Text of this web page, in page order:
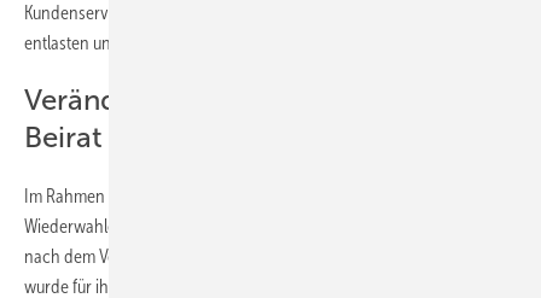
Kundenservice verbessern. Die Lösung soll Mitgliedsbetriebe spürbar
entlasten und gleichzeitig die Erreichbarkeit erhöhen.
Veränderungen in Aufsichtsrat und
Beirat
Im Rahmen der Generalversammlung fanden außerdem Neu- und
Wiederwahlen im Aufsichtsrat und Beirat statt. Ina Säuberlich trat
nach dem Verkauf ihres Betriebs aus dem Aufsichtsrat zurück und
wurde für ihr langjähriges Engagement mit großem Applaus